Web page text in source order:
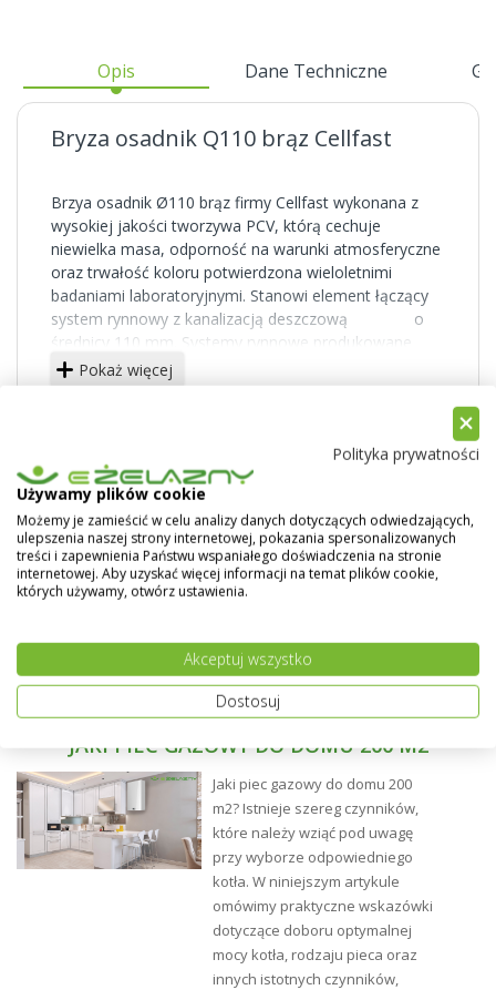
Opis Dane Techniczne
Bryza osadnik Q110 brąz Cellfast
Brzya osadnik Ø110 brąz firmy Cellfast wykonana z
wysokiej jakości tworzywa PCV, którą cechuje
niewielka masa, odporność na warunki atmosferyczne
oraz trwałość koloru potwierdzona wieloletnimi
badaniami laboratoryjnymi. Stanowi element łączący
system rynnowy z kanalizacją deszczową o
średnicy 110 mm. Systemy rynnowe produkowane
przez firmę Cellfast dostępne są w kolorach: białym,
czerwonym, brązowym, grafitowym, ceglastym oraz
Pokaż więcej
JAKI PIEC GAZOWY DO DOMU 200 M2
Jaki piec gazowy do domu 200
m2? Istnieje szereg czynników,
które należy wziąć pod uwagę
przy wyborze odpowiedniego
kotła. W niniejszym artykule
omówimy praktyczne wskazówki
dotyczące doboru optymalnej
mocy kotła, rodzaju pieca oraz
innych istotnych czynników,
Polityka prywatności
Używamy plików cookie
Możemy je zamieścić w celu analizy danych dotyczących odwiedzających,
ulepszenia naszej strony internetowej, pokazania spersonalizowanych
treści i zapewnienia Państwu wspaniałego doświadczenia na stronie
internetowej. Aby uzyskać więcej informacji na temat plików cookie,
których używamy, otwórz ustawienia.
Akceptuj wszystko
Dostosuj